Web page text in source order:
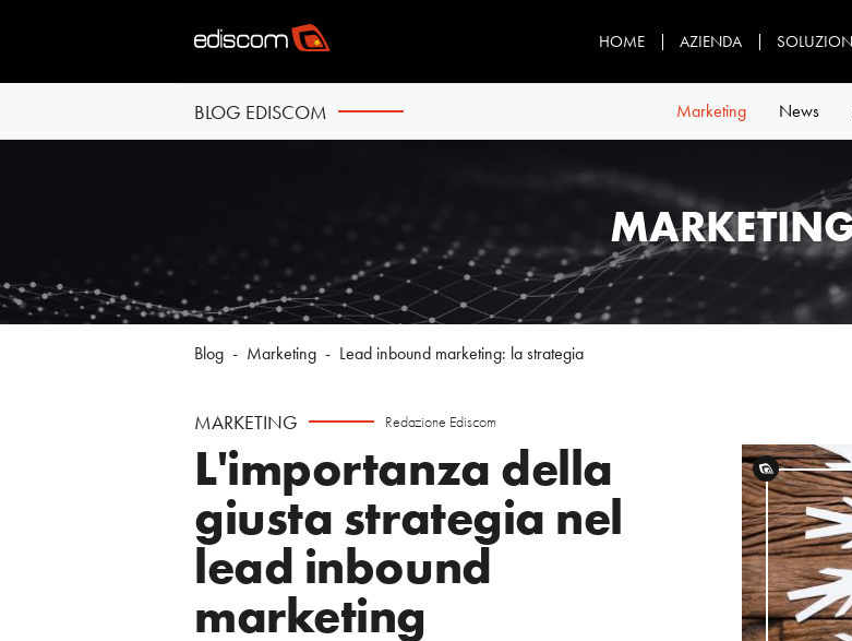
HOME AZIENDA
BLOG EDISCOM Marketing News
Blog - Marketing - Lead inbound marketing: la strategia
MARKETING Redazione Ediscom
L'importanza della
giusta strategia nel
lead inbound
marketing